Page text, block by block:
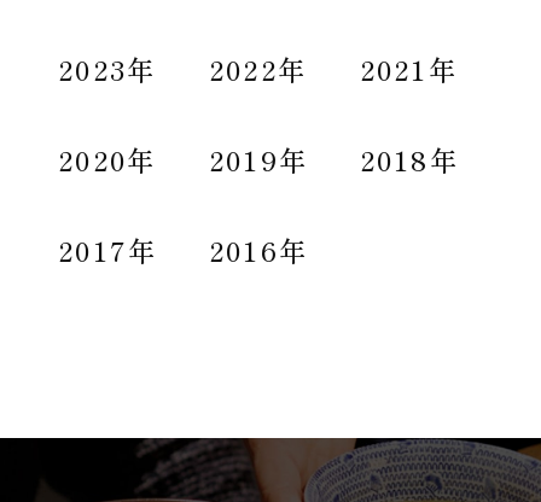
2023年 2022年 2021年
2020年 2019年 2018年
2017年 2016年